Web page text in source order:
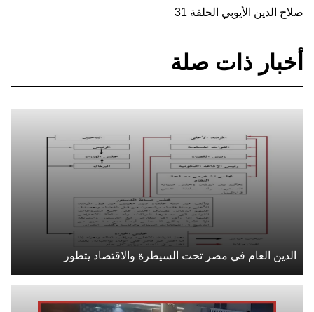
صلاح الدين الأيوبي الحلقة 31
أخبار ذات صلة
الدين العام في مصر تحت السيطرة والاقتصاد يتطور